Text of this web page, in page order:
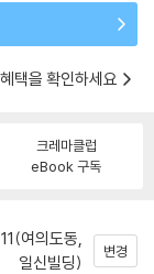
택을 확인하세요
크레마클럽
eBook 구독
여의도동,
일신빌딩)
변경